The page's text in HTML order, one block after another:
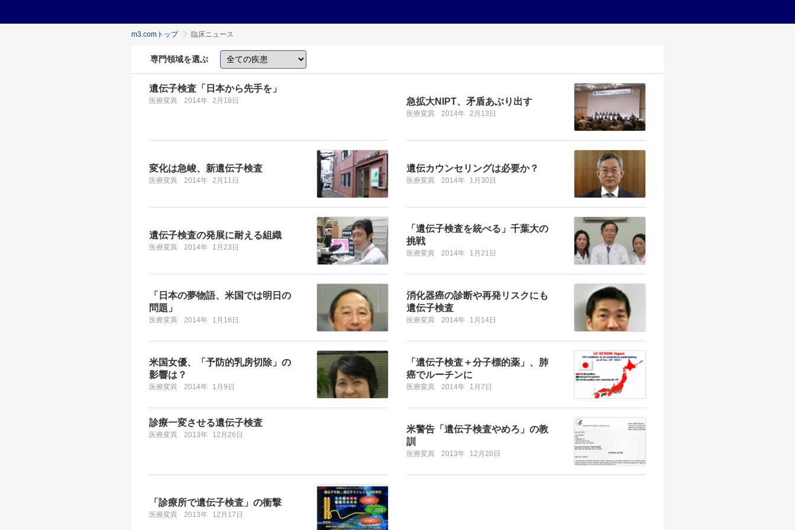
m3.comトップ 臨床ニュース
専門領域を選ぶ
遺伝子検査「日本から先手を」
医療変異 2014年 2月18日 急拡大NIPT、矛盾あぶり出す
医療変異 2014年 2月13日
変化は急峻、新遺伝子検査
医療変異 2014年 2月11日
遺伝カウンセリングは必要か？
医療変異 2014年 1月30日
遺伝子検査の発展に耐える組織
医療変異 2014年 1月23日
「遺伝子検査を統べる」千葉大の
挑戦
医療変異 2014年 1月21日
「日本の夢物語、米国では明日の
問題」
医療変異 2014年 1月16日
消化器癌の診断や再発リスクにも
遺伝子検査
医療変異 2014年 1月14日
米国女優、「予防的乳房切除」の
影響は？
医療変異 2014年 1月9日
「遺伝子検査＋分子標的薬」、肺
癌でルーチンに
医療変異 2014年 1月7日
診療一変させる遺伝子検査
医療変異 2013年 12月26日
米警告「遺伝子検査やめろ」の教
訓
医療変異 2013年 12月20日
「診療所で遺伝子検査」の衝撃
医療変異 2013年 12月17日